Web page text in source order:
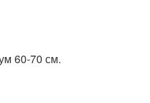
60-70 см.